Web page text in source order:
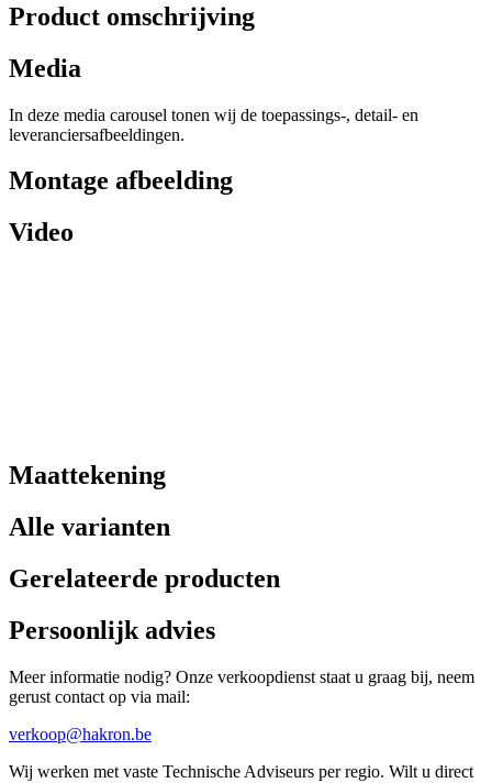
Product omschrijving
Media
In deze media carousel tonen wij de toepassings-, detail- en
leveranciersafbeeldingen.
Montage afbeelding
Video
Maattekening
Alle varianten
Gerelateerde producten
Persoonlijk advies
Meer informatie nodig? Onze verkoopdienst staat u graag bij, neem
gerust contact op via mail:
verkoop@hakron.be
Wij werken met vaste Technische Adviseurs per regio. Wilt u direct